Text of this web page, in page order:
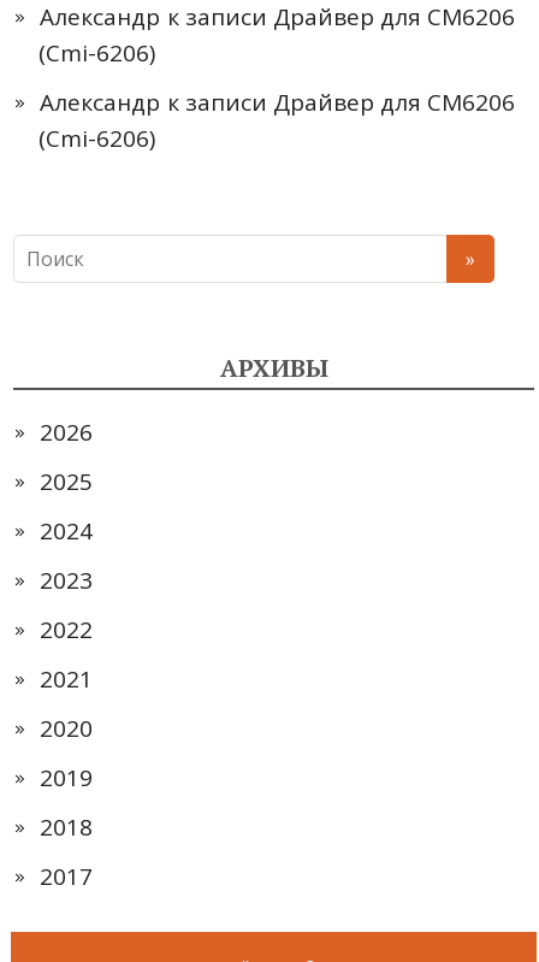
Александр к записи Драйвер для CM6206
(Cmi-6206)
Александр к записи Драйвер для CM6206
(Cmi-6206)
АРХИВЫ
2026
2025
2024
2023
2022
2021
2020
2019
2018
2017